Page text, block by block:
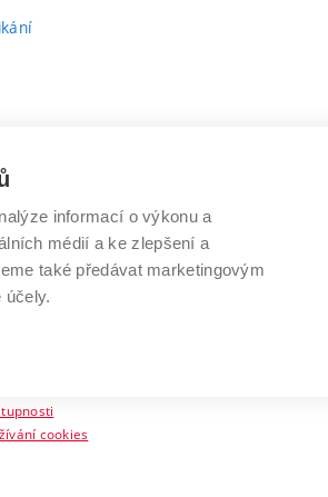
TECHNICKÉ V BRNĚ
1
www.vut.cz
cookies
informací o výkonu a
médií a ke zlepšení a
také předávat marketingovým
účely.